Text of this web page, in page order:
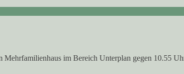
im Bereich Unterplan gegen 10.55